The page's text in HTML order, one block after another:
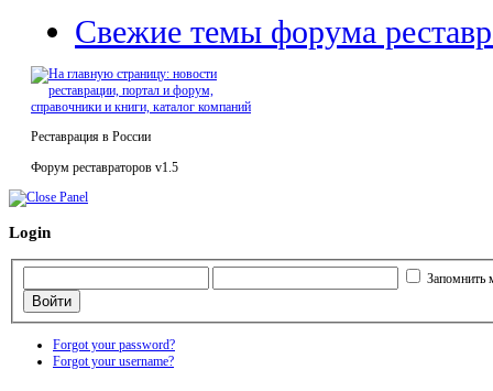
Свежие темы форума
Реставрация в России
Форум реставраторов v1.5
Login
Запомнить
Forgot your password?
Forgot your username?